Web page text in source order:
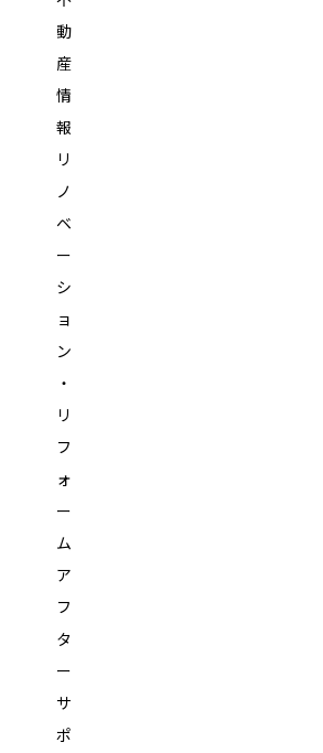
動
産
情
報
リ
ノ
ベ
ー
シ
ョ
ン
・
リ
フ
ォ
ー
ム
ア
フ
タ
ー
サ
ポ